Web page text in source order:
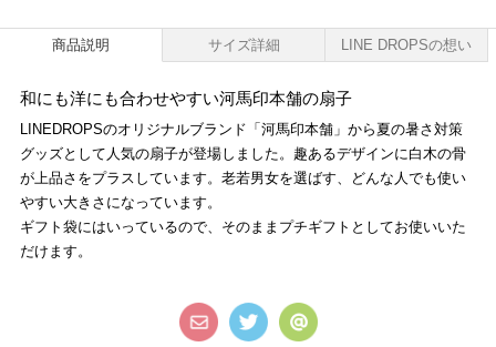
商品説明 サイズ詳細 LINE DROPSの想い
和にも洋にも合わせやすい河馬印本舗の扇子
LINEDROPSのオリジナルブランド「河馬印本舗」から夏の暑さ対策
グッズとして人気の扇子が登場しました。趣あるデザインに白木の骨
が上品さをプラスしています。老若男女を選ばす、どんな人でも使い
やすい大きさになっています。
ギフト袋にはいっているので、そのままプチギフトとしてお使いいた
だけます。